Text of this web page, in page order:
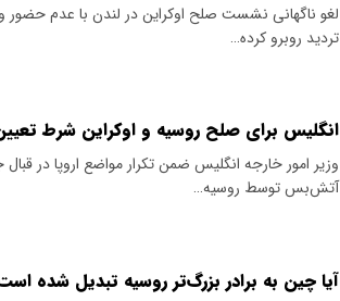
لغو ناگهانی نشست صلح اوکراین در لندن با عدم حضور
تردید روبرو کرده…
انگلیس برای صلح روسیه و اوکراین شرط
وزیر امور خارجه انگلیس ضمن تکرار مواضع اروپا در
آتش‌بس توسط روسیه…
آیا چین به برادر بزرگ‌تر روسیه تبدیل شده